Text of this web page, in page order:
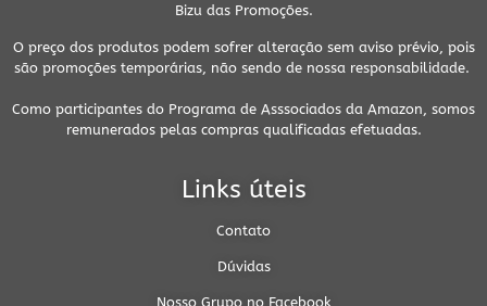
Bizu das Promoções.
O preço dos produtos podem sofrer alteração sem aviso prévio, pois
são promoções temporárias, não sendo de nossa responsabilidade.
Como participantes do Programa de Asssociados da Amazon, somos
remunerados pelas compras qualificadas efetuadas.
Links úteis
Contato
Dúvidas
Nosso Grupo no Facebook